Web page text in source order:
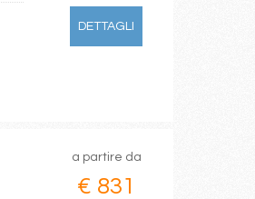
DETTAGLI
a partire da
€ 831